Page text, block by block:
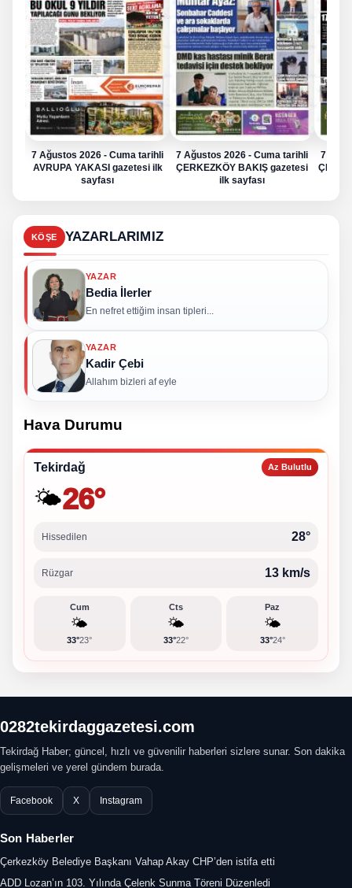
7 Ağustos 2026 - Cuma tarihli
AVRUPA YAKASI gazetesi ilk
sayfası
7 Ağustos 2026 - Cuma tarihli
ÇERKEZKÖY BAKIŞ gazetesi
ilk sayfası
7
KÖŞE YAZARLARIMIZ
YAZAR
Bedia İlerler
En nefret ettiğim insan tipleri...
YAZAR
Kadir Çebi
Allahım bizleri af eyle
Hava Durumu
Tekirdağ Az Bulutlu
🌤️26°
Hissedilen 28°
Rüzgar 13 km/s
Cum
🌤️
33°23°
Cts
🌤️
33°22°
Paz
🌤️
33°24°
0282tekirdaggazetesi.com
Tekirdağ Haber; güncel, hızlı ve güvenilir haberleri sizlere sunar. Son dakika
gelişmeleri ve yerel gündem burada.
Facebook X Instagram
Son Haberler
Çerkezköy Belediye Başkanı Vahap Akay CHP’den istifa etti
ADD Lozan’ın 103. Yılında Çelenk Sunma Töreni Düzenledi